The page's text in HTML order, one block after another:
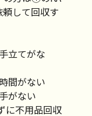
して回収す
立てがな
間がない
がない
に不用品回収